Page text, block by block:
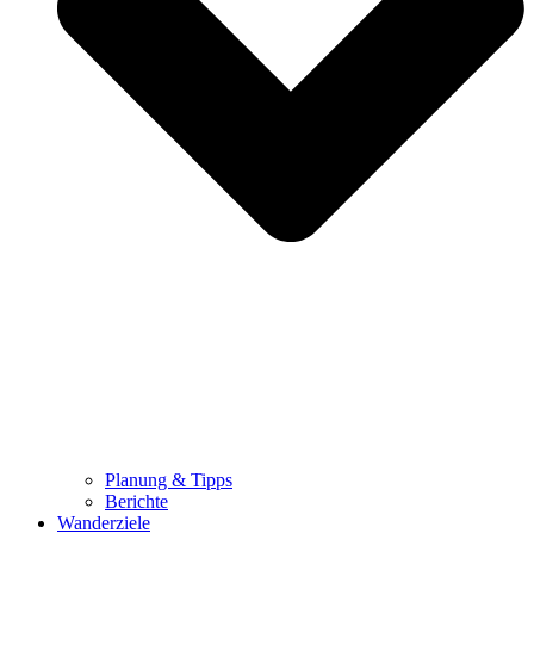
Planung & Tipps
Berichte
Wanderziele